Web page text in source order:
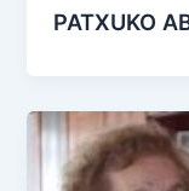
PATXUKO